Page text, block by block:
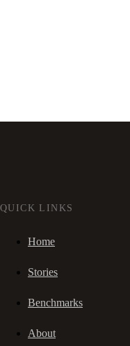
QUICK LINKS
Home
Stories
Benchmarks
About